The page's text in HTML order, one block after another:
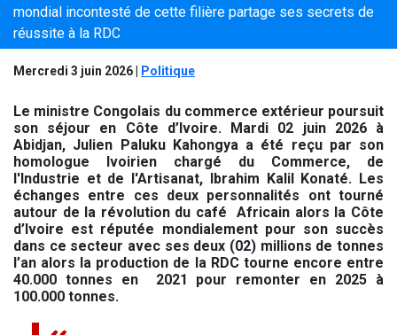
mondial incontesté de cette filière partage ses secrets de
réussite à la RDC
Mercredi 3 juin 2026 Politique
Le ministre Congolais du commerce extérieur poursuit
son séjour en Côte d’Ivoire. Mardi 02 juin 2026 à
Abidjan, Julien Paluku Kahongya a été reçu par son
homologue Ivoirien chargé du Commerce, de
l'Industrie et de l'Artisanat, Ibrahim Kalil Konaté. Les
échanges entre ces deux personnalités ont tourné
autour de la révolution du café Africain alors la Côte
d’Ivoire est réputée mondialement pour son succès
dans ce secteur avec ses deux (02) millions de tonnes
l’an alors la production de la RDC tourne encore entre
40.000 tonnes en 2021 pour remonter en 2025 à
100.000 tonnes.